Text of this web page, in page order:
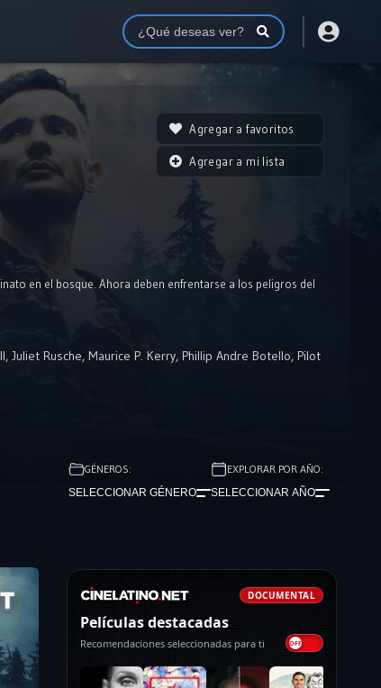
en el bosque. Ahora deben enfrentarse a los peligros del
, Juliet Rusche, Maurice P. Kerry, Phillip Andre Botello, Pilot
Agregar a favoritos
Agregar a mi lista
GÉNEROS:
SELECCIONAR GÉNERO
EXPLORAR POR AÑO:
SELECCIONAR AÑO
DOCUMENTAL
Películas destacadas
Recomendaciones seleccionadas para ti